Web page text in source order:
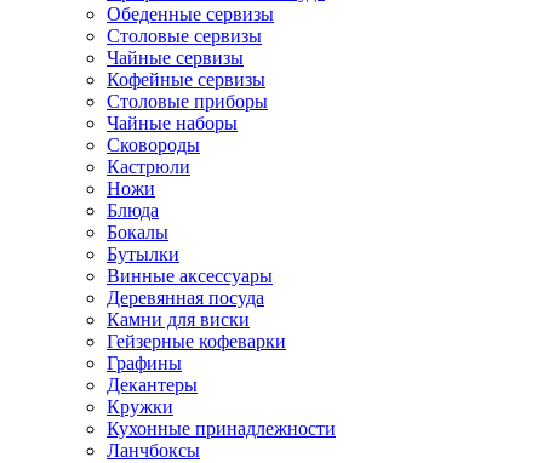
Обеденные сервизы
Столовые сервизы
Чайные сервизы
Кофейные сервизы
Столовые приборы
Чайные наборы
Сковороды
Кастрюли
Ножи
Блюда
Бокалы
Бутылки
Винные аксессуары
Деревянная посуда
Камни для виски
Гейзерные кофеварки
Графины
Декантеры
Кружки
Кухонные принадлежности
Ланчбоксы